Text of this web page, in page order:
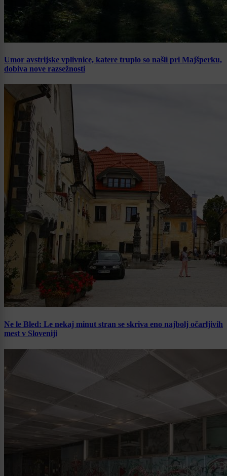
Umor avstrijske vplivnice, katere truplo so našli pri Majšperku,
dobiva nove razsežnosti
Ne le Bled: Le nekaj minut stran se skriva eno najbolj očarljivih
mest v Sloveniji